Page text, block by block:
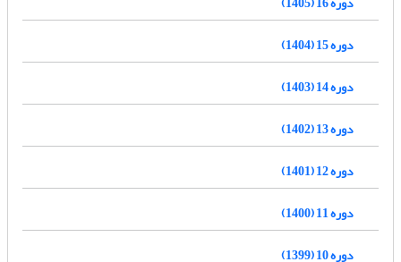
دوره 15 (1404)
دوره 14 (1403)
دوره 13 (1402)
دوره 12 (1401)
دوره 11 (1400)
دوره 10 (1399)